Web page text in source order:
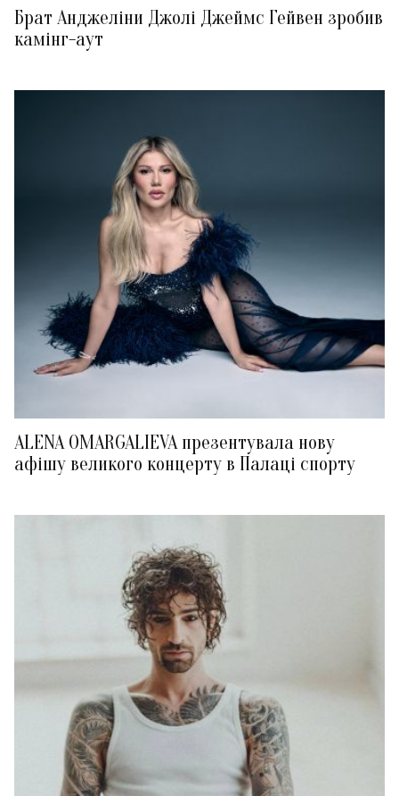
Брат Анджеліни Джолі Джеймс Гейвен зробив
камінг-аут
ALENA OMARGALIEVA презентувала нову
афішу великого концерту в Палаці спорту